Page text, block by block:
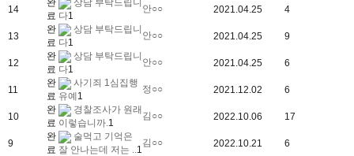
14
완
료
상담 부탁드립니
다1
안○○ 2021.04.25 4
13
완
료
상담 부탁드립니
다1
안○○ 2021.04.25 9
12
완
료
상담 부탁드립니
다1
안○○ 2021.04.25 6
11
완
료
사기죄 1심집행
유예1
정○○ 2021.12.02 6
10
완
료
경찰조사가 원래
이렇습니까.1
김○○ 2022.10.06 17
9
완
료
술먹고 기억은
잘 안나는데 저는 ..1
김○○ 2022.10.21 6